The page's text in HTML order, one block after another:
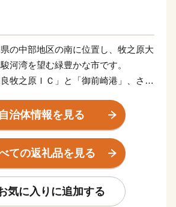
の中部地区の南に位置し、牧之原大
河湾を望む緑豊かな市です。
牧之原ＩＣ」と「御前崎港」、さら
有数の海水浴場である静波海岸とさ
り,夏には、遠浅で波が静かなビー
水浴客が訪れます。
、一年を通して賑わっています。
自治体情報を見る
ての返礼品を見る
気に入りに追加する